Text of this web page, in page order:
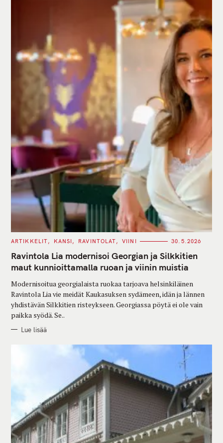
C
T
E
G
O
I
E
S
ARTIKKELIT KANSI RAVINTOLAT VIINI 30.5.2026
Ravintola Lia modernisoi Georgian ja Silkkitien
maut kunnioittamalla ruoan ja viinin muistia
Modernisoitua georgialaista ruokaa tarjoava helsinkiläinen
Ravintola Lia vie meidät Kaukasuksen sydämeen, idän ja lännen
yhdistävän Silkkitien risteykseen. Georgiassa pöytä ei ole vain
paikka syödä. Se..
Lue lisää